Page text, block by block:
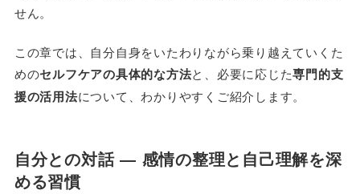
せん。
この章では、自分自身をいたわりながら乗り越えていくた
めのセルフケアの具体的な方法と、必要に応じた専門的支
援の活用法について、わかりやすくご紹介します。
自分との対話 ― 感情の整理と自己理解を深
める習慣